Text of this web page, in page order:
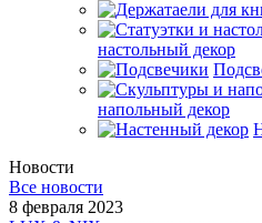
настольный декор
напольный декор
Новости
Все новости
8 февраля 2023